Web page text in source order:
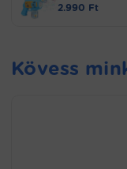
2.990 Ft
Kövess